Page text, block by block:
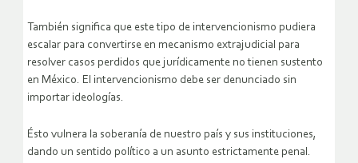
También significa que este tipo de intervencionismo pudiera
escalar para convertirse en mecanismo extrajudicial para
resolver casos perdidos que jurídicamente no tienen sustento
en México. El intervencionismo debe ser denunciado sin
importar ideologías.
Ésto vulnera la soberanía de nuestro país y sus instituciones,
dando un sentido político a un asunto estrictamente penal.